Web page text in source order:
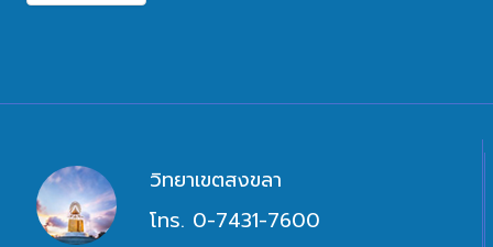
วิทยาเขตสงขลา
โทร. 0-7431-7600